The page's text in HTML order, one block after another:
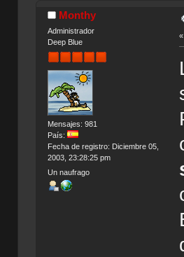
Monthy
Administrador
Deep Blue
Mensajes: 981
País:
Fecha de registro: Diciembre 05,
2003, 23:28:25 pm
Un naufrago